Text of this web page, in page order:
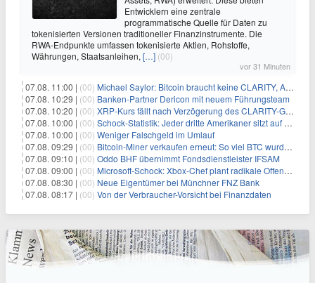
Entwicklern eine zentrale
programmatische Quelle für Daten zu
tokenisierten Versionen traditioneller Finanzinstrumente. Die
RWA-Endpunkte umfassen tokenisierte Aktien, Rohstoffe,
Währungen, Staatsanleihen, […] (00)
vor 31 Minuten
07.08. 11:00 | (00) Michael Saylor: Bitcoin braucht keine CLARITY, Amerika schon
07.08. 10:29 | (00) Banken-Partner Dericon mit neuem Führungsteam
07.08. 10:20 | (00) XRP-Kurs fällt nach Verzögerung des CLARITY-Gesetzes, Analyst warnt vor schwachem August-Trend
07.08. 10:00 | (00) Schock-Statistik: Jeder dritte Amerikaner sitzt auf dem Trockenen – warum Sparen zur Luxus-Aktivität wird
07.08. 10:00 | (00) Weniger Falschgeld im Umlauf
07.08. 09:29 | (00) Bitcoin-Miner verkaufen erneut: So viel BTC wurde angeblich abgesetzt
07.08. 09:10 | (00) Oddo BHF übernimmt Fondsdienstleister IFSAM
07.08. 09:00 | (00) Microsoft-Schock: Xbox-Chef plant radikale Offensive – Gewinnmarge bis 2030 verdoppelt?
07.08. 08:30 | (00) Neue Eigentümer bei Münchner FNZ Bank
07.08. 08:17 | (00) Von der Verbraucher-Vorsicht bei Finanzdaten